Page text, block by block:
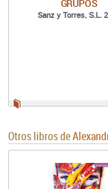
GRUPOS
Sanz y Torres, S.L.
Otros libros de